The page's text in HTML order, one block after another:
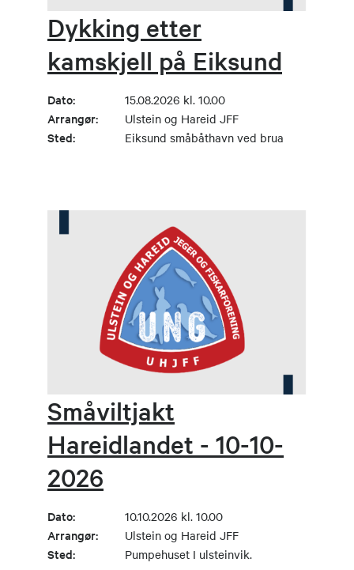
Dykking etter
kamskjell på Eiksund
Dato: 15.08.2026 kl. 10.00
Arrangør: Ulstein og Hareid JFF
Sted: Eiksund småbåthavn ved brua
Småviltjakt
Hareidlandet - 10-10-
2026
Dato: 10.10.2026 kl. 10.00
Arrangør: Ulstein og Hareid JFF
Sted: Pumpehuset I ulsteinvik.